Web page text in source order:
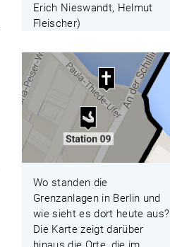
Erich Nieswandt, Helmut
Fleischer)
Wo standen die
Grenzanlagen in Berlin und
wie sieht es dort heute aus?
Die Karte zeigt darüber